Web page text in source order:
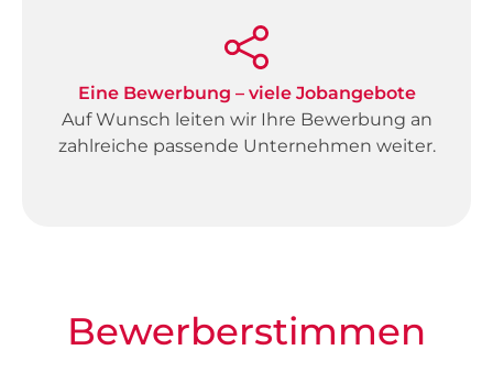
Eine Bewerbung – viele Jobangebote
Auf Wunsch leiten wir Ihre Bewerbung an
zahlreiche passende Unternehmen weiter.
Bewerberstimmen